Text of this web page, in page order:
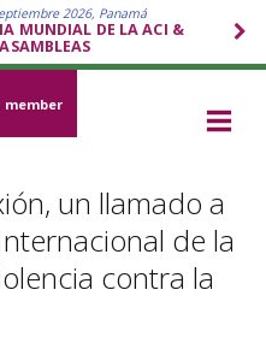
2026, Panamá
MUNDIAL DE LA ACI &
ASAMBLEAS
member
un llamado a
de la
contra la